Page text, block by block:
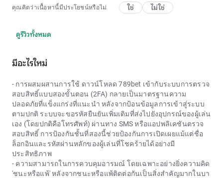
คุณคิดว่าเนื้อหานี้มีประโยชน์หรือไม่ ใช่ ไม่ใช่
ดูรีวิวทั้งหมด
มีอะไรใหม่
- การผสมผสานการใช้ ดาวน์โหลด 789bet เข้ากับระบบการตรวจ
สอบสิทธิ์แบบสองขั้นตอน (2FA) กลายเป็นมาตรฐานความ
ปลอดภัยที่แข็งแกร่งที่แนะนำ หลังจากป้อนข้อมูลการเข้าสู่ระบบ
ตามปกติ ระบบจะขอรหัสยืนยันเพิ่มเติมที่ส่งไปยังอุปกรณ์ของผู้เล่น
เอง (โดยปกติคือโทรศัพท์) ผ่านทาง SMS หรือแอปพลิเคชันตรวจ
สอบสิทธิ์ การป้องกันชั้นที่สองนี้ช่วยป้องกันการเปิดเผยแม้แต่ชื่อ
ล็อกอินและรหัสผ่านหลักของผู้เล่นที่โชคร้ายได้อย่างมี
ประสิทธิภาพ
- ความสามารถในการควบคุมอารมณ์ โดยเฉพาะอย่างยิ่งความคิด
'ชนะหรือแพ้' หลังจากชนะหรือแพ้ติดต่อกันเป็นสิ่งสำคัญมากในบา